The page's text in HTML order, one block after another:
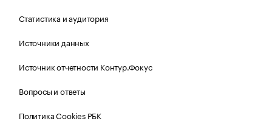
Статистика и аудитория
Источники данных
Источник отчетности Контур.Фокус
Вопросы и ответы
Политика Cookies РБК